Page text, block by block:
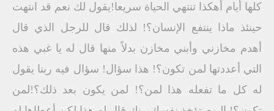
كلها أيام أهكذا تنتهي الحياة سريعا!يقول لك نعم قد انتهت
حينئذ ماذا ينتفع الإنسان؟! لذلك قال للرجل الذي قال
أهدم مخازني وأبني مخازن بدلاً منها قال له يا غبي هذه
التي أعددتها لمن تكون؟! هذا سؤال! سؤال فيه ربنا يقول
له كل ما تفعله هذا لمن؟! لمن يكون بعد ذلك؟!لمن